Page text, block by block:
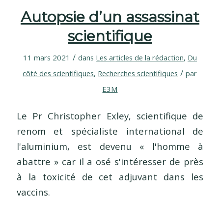
Autopsie d’un assassinat
scientifique
11 mars 2021 / dans Les articles de la rédaction, Du
côté des scientifiques, Recherches scientifiques / par
E3M
Le Pr Christopher Exley, scientifique de
renom et spécialiste international de
l'aluminium, est devenu « l'homme à
abattre » car il a osé s'intéresser de près
à la toxicité de cet adjuvant dans les
vaccins.